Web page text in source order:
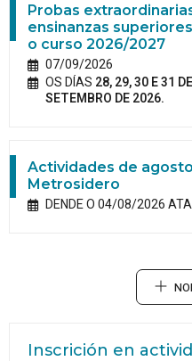
Probas
ensinanzas
o curso 2026/2027
07/09/2026
OS DÍAS 28, 29, 30 E 31
SETEMBRO DE 2026.
Actividades de
Metrosidero
DENDE O 04/08/2026
Inscrición en